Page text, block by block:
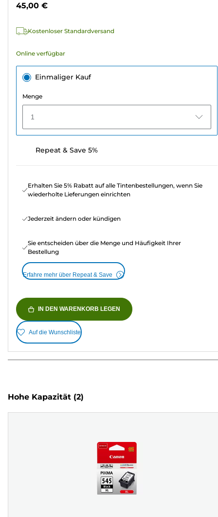
2562
45,00 €
Kostenloser Standardversand
Online verfügbar
Einmaliger Kauf
Menge
1
Repeat & Save 5%
Erhalten Sie 5% Rabatt auf alle Tintenbestellungen, wenn Sie
wiederholte Lieferungen einrichten
Jederzeit ändern oder kündigen
Sie entscheiden über die Menge und Häufigkeit Ihrer
Bestellung
Erfahre mehr über Repeat & Save
IN DEN WARENKORB LEGEN
Auf die Wunschliste
Hohe Kapazität (2)